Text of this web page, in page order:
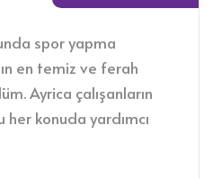
spor yapma
en temiz ve ferah
Ayrica çalışanların
konuda yardımcı